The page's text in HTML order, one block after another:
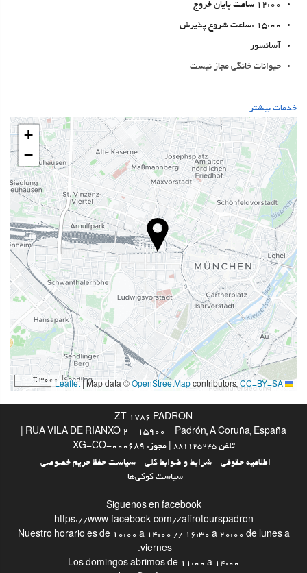
12:00 ساعت پایان خروج
15:00 :ساعت شروع پذیرش
آسانسور
حیوانات خانگی مجاز نیست
بهداشت و سلامتی
اسپا
Turkish/Steam Bath
سونا
باشگاه
خدمات پذیرش
24-Hour Front Desk
انبار چمدان
غذا و نوشیدنی
رستوران آلاکارته
بار
استخر
اینترنت
خدمات بیشتر
+
−
3000 ft
Map data © OpenStreetMap contributors, CC-BY-SA
ZT 1786 PADRON
تلفن881125245
| مجوز: XG-CO-000689
اطلاعیه حقوقی
شرایط و ضوابط کلی
سیاست حفظ حریم خصوصی
سیاست کوکی‌ها
Siguenos en facebook
https://www.facebook.com/zafirotourspadron
Nuestro horario es de 10:00 a 14:00 // 16:30 a 20:00 de lunes a
viernes.
Los domingos abrimos de 11:00 a 14:00